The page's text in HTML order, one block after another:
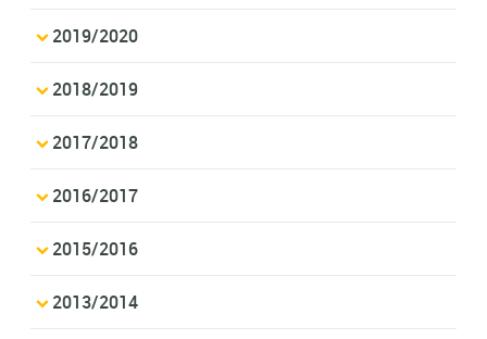
2019/2020
2018/2019
2017/2018
2016/2017
2015/2016
2013/2014